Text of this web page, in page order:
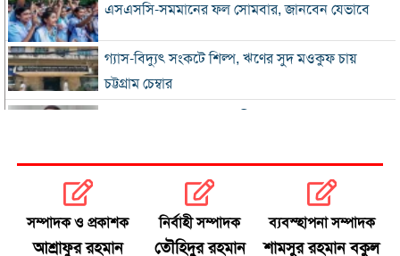
এসএসসি-সমমানের ফল সোমবার, জানবেন যেভাবে
গ্যাস-বিদ্যুৎ সংকটে শিল্প, ঋণের সুদ মওকুফ চায়
চট্টগ্রাম চেম্বার
জাপানে টাইফুন ‘ডলফিন’, চীনে সর্বোচ্চ সতর্কতা
জুলাই জাদুঘর থেকে গুরুত্বপূর্ণ প্রদর্শনী সরানোর
অভিযোগ
সম্পাদক ও প্রকাশক
আশ্রাফুর রহমান
নির্বাহী সম্পাদক
তৌহিদুর রহমান
ব্যবস্হাপনা সম্পাদক
শামসুর রহমান বকুল